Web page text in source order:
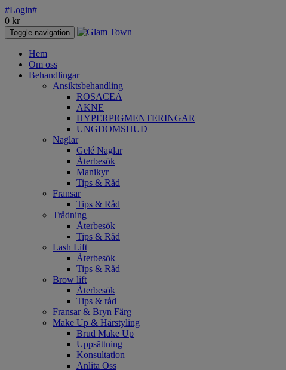
#Login#
0 kr
Toggle navigation
Hem
Om oss
Behandlingar
Ansiktsbehandling
ROSACEA
AKNE
HYPERPIGMENTERINGAR
UNGDOMSHUD
Naglar
Gelé Naglar
Återbesök
Manikyr
Tips & Råd
Fransar
Tips & Råd
Trådning
Återbesök
Tips & Råd
Lash Lift
Återbesök
Tips & Råd
Brow lift
Återbesök
Tips & råd
Fransar & Bryn Färg
Make Up & Hårstyling
Brud Make Up
Uppsättning
Konsultation
Anlita Oss